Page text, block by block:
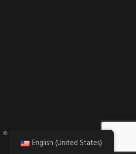
© 2026 · FRIENDS MISSION
English (United States)